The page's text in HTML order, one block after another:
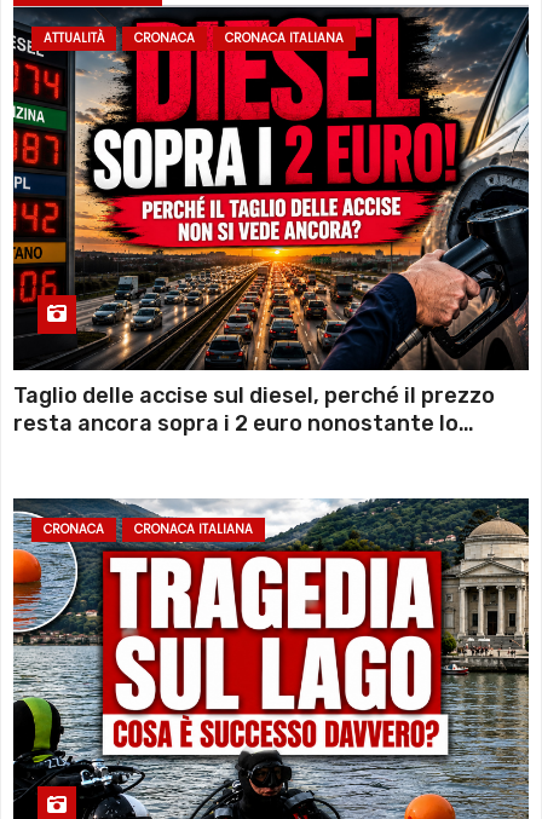
ATTUALITÀ CRONACA CRONACA ITALIANA
Taglio delle accise sul diesel, perché il prezzo
resta ancora sopra i 2 euro nonostante lo
CRONACA CRONACA ITALIANA